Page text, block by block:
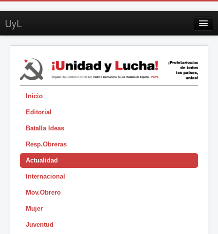
UyL
Suscripción
Sobre UyL
Edición impresa
Buscar
Inicio
Editorial
Batalla Ideas
Resp.Obreras
Actualidad
Internacional
Mov.Obrero
Mujer
Juventud